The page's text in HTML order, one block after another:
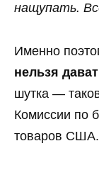
нащупать.
Именно
нельзя
шутка —
Комиссии по
товаров США.